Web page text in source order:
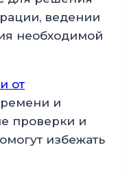
ведении
необходимой
от
и
проверки и
избежать